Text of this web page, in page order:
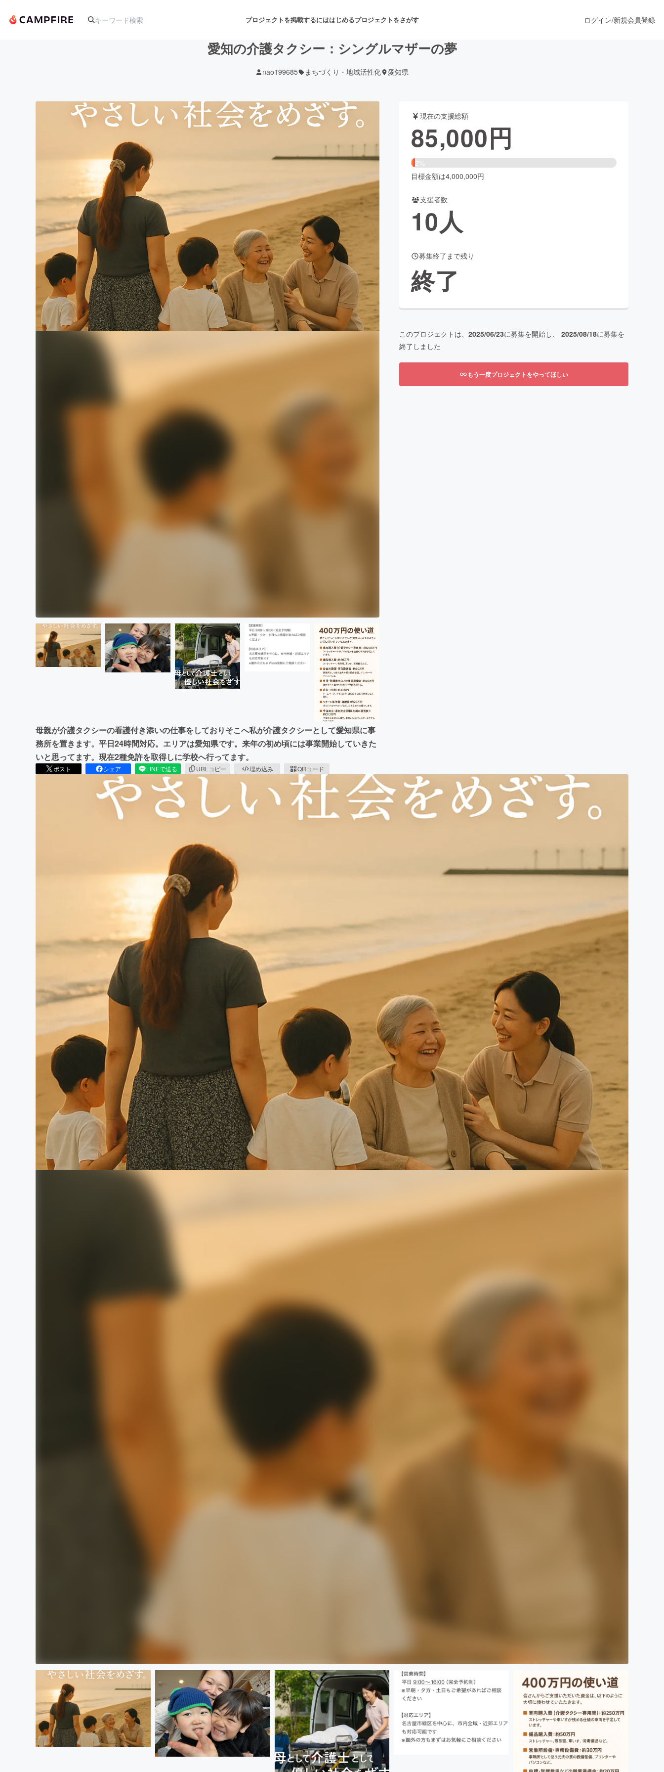
プロジェクトを掲載するにははじめるプロジェクトをさがす
アート・写真 音楽 舞台・パフォーマンス
テクノロジー・ガジェット フード・飲食店 ファッション
映像・映画
ビジネス・起業 ビューティー・ヘルスケア
まちづくり・地域活性化
CAMPFIRE for Social GoodCAMPFIRE Creation
CAMPFIREふるさと納税
machi-ya
ログイン/新規会員登録
愛知の介護タクシー：シングルマザーの夢
nao199685 まちづくり・地域活性化 愛知県
母親が介護タクシーの看護付き添いの仕事をしておりそこへ私が介護タクシーとして愛知県に事
務所を置きます。平日24時間対応。エリアは愛知県です。来年の初め頃には事業開始していきた
いと思ってます。現在2種免許を取得しに学校へ行ってます。
ポスト シェア LINEで送る URLコピー 埋め込み QRコード
現在の支援総額
85,000円
2%
目標金額は4,000,000円
支援者数
10人
募集終了まで残り
終了
このプロジェクトは、 2025/06/23に募集を開始し、 2025/08/18に募集を
終了しました
もう一度プロジェクトをやってほしい